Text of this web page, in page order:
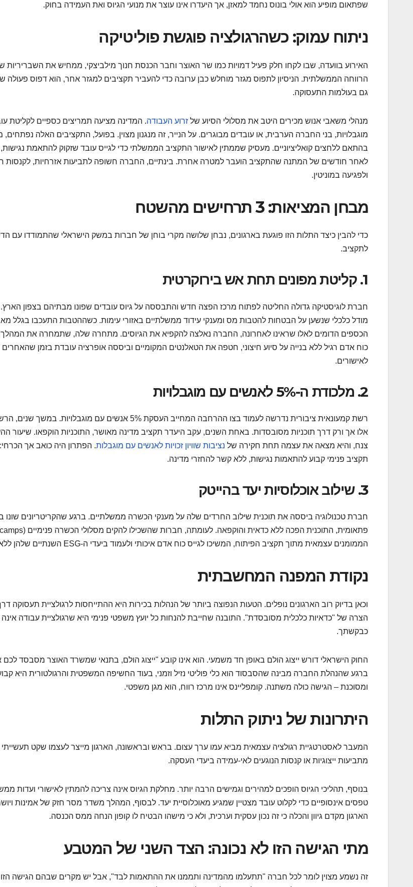
שפתאום מופיע הוא אולי בונוס נחמד למאזן, אך היעדרו אינו עוצר את מנועי הגיוס ואת העמידה בחוק.
ניתוח עמוק: כשהרגולציה פוגשת פוליטיקה
האירוע בוועדה, שבו לקחו חלק פעיל דמויות כמו שר האוצר וחבר הכנסת חנוך מילביצקי, ממחיש את השבריריות
הרווחה הממשלתית. הניסיון לתפוס מגזר מוחלש כבן ערובה כדי להעביר תקציבים למגזר אחר, הוא דפוס פעולה
גם בעולמות התעסוקה.
מנהלי משאבי אנוש מכירים היטב את מסלולי הסיוע של זרוע העבודה. המדינה מציעה תמריצים כספיים לקליטת
מוגבלויות, בני החברה הערבית, או עובדים מבוגרים. על הנייר, זה מנגנון מצוין. בפועל, התקציבים האלה נפתחים,
בהתאם ללחצים קואליציוניים. מעסיק שממתין לאישור התקציב הממשלתי כדי לגייס עובד שזקוק להתאמת נגישות,
לאחר חודשים של המתנה שהתקציב הועבר למטרה אחרת. בינתיים, החברה חשופה לתביעות אזרחיות, לקנסות
ולפגיעה במוניטין.
מבחן המציאות: 3 תרחישים מהשטח
כדי להבין כיצד התלות הזו פוגעת בארגונים, נבחן שלושה מקרי בוחן של חברות במשק הישראלי שהתמודדו עם
לתקציב.
1. קליטת מפונים תחת אש בירוקרטית
חברת לוגיסטיקה גדולה החליטה לפתוח מרכז הפצה חדש והתבססה על גיוס עובדים שפונו מבתיהם בצפון
מודל כלכלי שנשען על הבטחות להטבות מס ומענקי עידוד ממשלתיים באזורי עימות. כשההטבות התעכבו בגלל
הכספים הדומים לאלו שראינו לאחרונה, החברה נאלצה להקפיא את הגיוסים. מתחרה שלה, שתמחרה את
כוח אדם רגיל ללא בנייה על סיוע חיצוני, חטפה את הטאלנטים המקומיים וביססה אופרציה עובדת בזמן שהאחרים
לאישורים.
2. מלכודת ה-5% לאנשים עם מוגבלויות
רשת קמעונאית ציבורית נדרשה לעמוד בצו ההרחבה המחייב העסקת 5% אנשים עם
אלו אך ורק דרך תוכניות מסובסדות. באחת השנים, עקב היעדר תקציב מדינה מאושר, התוכניות הוקפאו. שיעור
צנח, והיא מצאה את עצמה תחת חקירה של נציבות שוויון זכויות לאנשים עם מוגבלות. הפתרון היה כואב אך
תקציב פנימי קבוע להתאמות נגישות, ללא קשר להחזרי מדינה.
3. שילוב אוכלוסיות יעד בהייטק
חברת טכנולוגיה ביססה את תוכנית שילוב החרדים שלה על מענקי הכשרה ממשלתיים. ברגע שהקריטריונים
הממומנים עצמאית מתוך תקציב הפיתוח, המשיכו לגייס כוח אדם איכותי ולעמוד ביעדי ה-ESG השנתיים שלהן ללא כל הפרעה.
נקודת המפנה המחשבתית
וכאן בדיוק רוב הארגונים נופלים. הטעות הנפוצה ביותר של הנהלות בכירות היא ההתייחסות לרגולציית תעסוקה
הצרה של "כדאיות כלכלית מסובסדת". התובנה שחייבת להנחות כל יועץ משפטי פנימי היא שרגולציית עבודה אינה
כבקשתך.
החוק הישראלי דורש ייצוג הולם באופן חד משמעי. הוא אינו קובע "ייצוג הולם, בתנאי שמשרד האוצר מסבסד
ברגע שהנהלת החברה מבינה שהסבסוד הוא כלי פוליטי נזיל וזמני, בעוד החשיפה המשפטית והרגולטורית היא
ומסוכנת – הגישה כולה משתנה. קומפליינס אינו מרכז רווח, הוא מגן משפטי.
היתרונות של ניתוק התלות
המעבר לאסטרטגיית רגולציה עצמאית מביא עמו ערך עצום. בראש ובראשונה, הארגון מייצר לעצמו שקט תעשייתי
מתביעות ייצוגיות או קנסות הנוגעים לאי-עמידה ביעדי העסקה.
בנוסף, תהליכי הגיוס הופכים למהירים וגמישים הרבה יותר. מחלקת הגיוס אינה צריכה להמתין לאישורי ועדות
טפסים אינסופיים כדי לקלוט עובד מצטיין שמגיע מאוכלוסיית יעד. לבסוף, המהלך משדר מסר חזק של אמינות
הארגון מקדם גיוון והכלה כי זה נכון עסקית וערכית, ולא כי מישהו הבטיח לו קופון הנחה ממס הכנסה.
מתי הגישה הזו לא נכונה: הצד השני של המטבע
זה נשמע מצוין לומר לכל חברה "תתעלמו מהמדינה ותממנו את ההתאמות לבד", אבל יש מקרים שבהם הגישה